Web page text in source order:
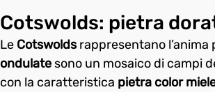
Cotswolds: pietra
Le Cotswolds rappresentano l’anima
ondulate sono un mosaico di campi
con la caratteristica pietra color